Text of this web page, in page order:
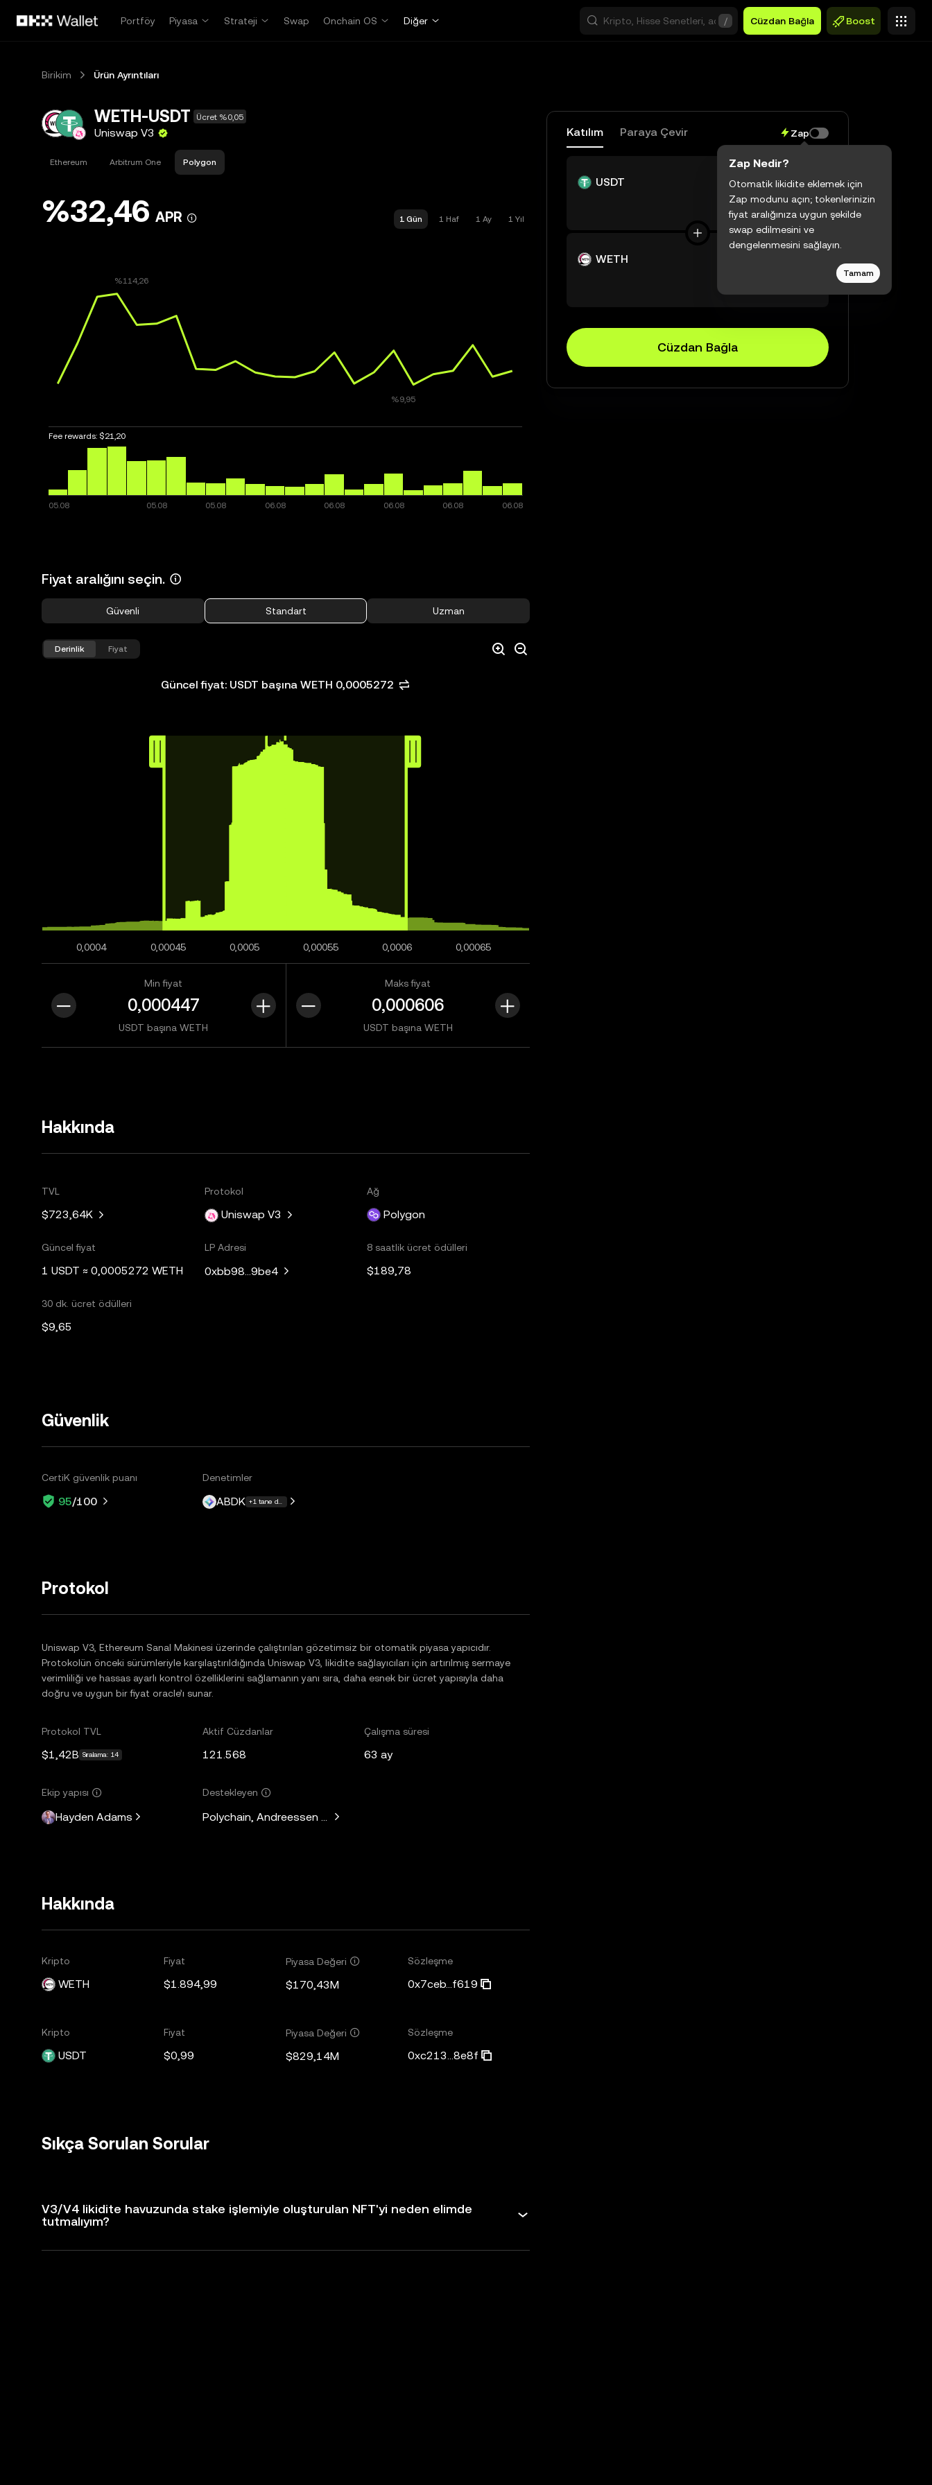
Portföy
Piyasa Strateji Swap Onchain OS Diğer / Cüzdan Bağla Boost
Birikim Ürün Ayrıntıları
WETH-USDT Ücret %0,05
Uniswap V3
Ethereum Arbitrum One Polygon
%32,46 APR 1 Gün 1 Haf 1 Ay 1 Yıl
Fee rewards: $21,20
Fiyat aralığını seçin.
Güvenli Standart Uzman
Derinlik Fiyat
Güncel fiyat: USDT başına WETH 0,0005272
0,0004 0,00045 0,0005 0,00055 0,0006 0,00065
Min fiyat
USDT başına WETH
Maks fiyat
USDT başına WETH
Hakkında
TVL
$723,64K
Protokol
Uniswap V3
Ağ
Polygon
Güncel fiyat
1 USDT ≈ 0,0005272 WETH
LP Adresi
0xbb98...9be4
8 saatlik ücret ödülleri
$189,78
30 dk. ücret ödülleri
$9,65
Güvenlik
CertiK güvenlik puanı
95/100
Denetimler
ABDK +1 tane daha
Protokol
Uniswap V3, Ethereum Sanal Makinesi üzerinde çalıştırılan gözetimsiz bir otomatik piyasa yapıcıdır.
Protokolün önceki sürümleriyle karşılaştırıldığında Uniswap V3, likidite sağlayıcıları için artırılmış sermaye
verimliliği ve hassas ayarlı kontrol özelliklerini sağlamanın yanı sıra, daha esnek bir ücret yapısıyla daha
doğru ve uygun bir fiyat oracle’ı sunar.
Protokol TVL
$1,42B Sıralama: 14
Aktif Cüzdanlar
121.568
Çalışma süresi
63 ay
Ekip yapısı
Hayden Adams
Destekleyen
Polychain, Andreessen Horowitz, Paradigm, Variant Fund, SV Angel
Hakkında
Kripto
WETH
Fiyat
$1.894,99
Piyasa Değeri
$170,43M
Sözleşme
0x7ceb...f619
Kripto
USDT
Fiyat
$0,99
Piyasa Değeri
$829,14M
Sözleşme
0xc213...8e8f
Sıkça Sorulan Sorular
V3/V4 likidite havuzunda stake işlemiyle oluşturulan NFT'yi neden elimde
tutmalıyım?
Katılım Paraya Çevir Zap
USDT
$0,00
WETH
Cüzdan Bağla
Zap Nedir?
Otomatik likidite eklemek için
Zap modunu açın; tokenlerinizin
fiyat aralığınıza uygun şekilde
swap edilmesini ve
dengelenmesini sağlayın.
Tamam